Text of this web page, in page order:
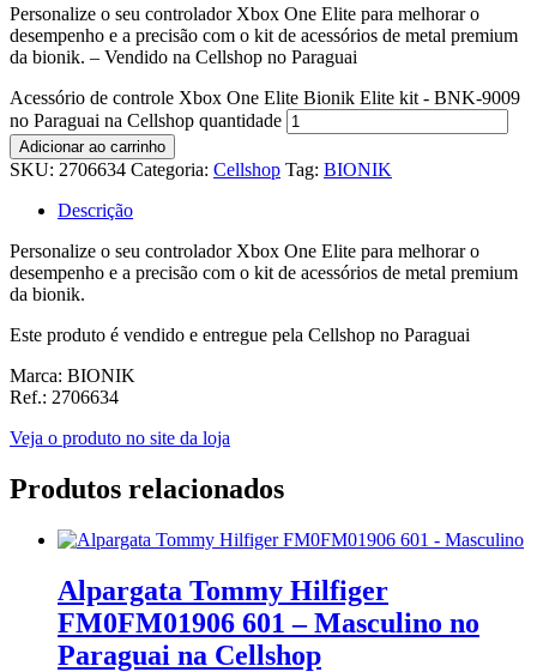
Personalize o seu controlador Xbox One Elite para melhorar o
desempenho e a precisão com o kit de acessórios de metal premium
da bionik. – Vendido na Cellshop no Paraguai
Acessório de controle Xbox One Elite Bionik Elite kit - BNK-9009
no Paraguai na Cellshop quantidade
Adicionar ao carrinho
SKU: 2706634 Categoria: Cellshop Tag: BIONIK
Descrição
Personalize o seu controlador Xbox One Elite para melhorar o
desempenho e a precisão com o kit de acessórios de metal premium
da bionik.
Este produto é vendido e entregue pela Cellshop no Paraguai
Marca: BIONIK
Ref.: 2706634
Veja o produto no site da loja
Produtos relacionados
Alpargata Tommy Hilfiger
FM0FM01906 601 – Masculino no
Paraguai na Cellshop